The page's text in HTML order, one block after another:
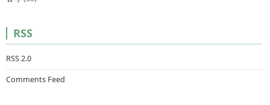
RSS
RSS 2.0
Comments Feed